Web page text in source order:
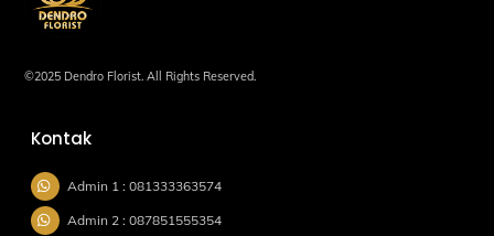
©2025 Dendro Florist. All Rights Reserved.
Kontak
Admin 1 : 081333363574
Admin 2 : 087851555354